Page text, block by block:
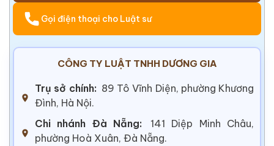
Gọi điện thoại cho Luật sư
CÔNG TY LUẬT TNHH DƯƠNG GIA
Trụ sở chính: 89 Tô Vĩnh Diện, phường Khương
Đình, Hà Nội.
Chi nhánh Đà Nẵng:
141 Diệp Minh Châu,
phường Hoà Xuân, Đà Nẵng.